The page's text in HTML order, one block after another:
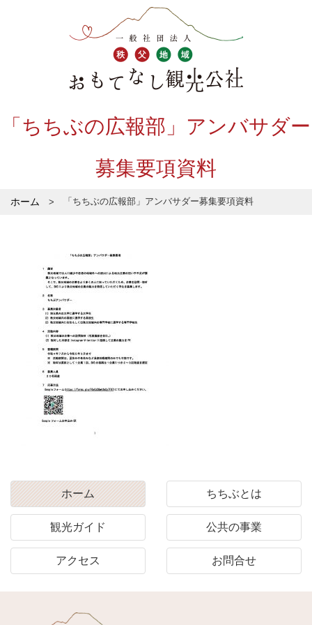
「ちちぶの広報部」アンバサダー
募集要項資料
ホーム 「ちちぶの広報部」アンバサダー募集要項資料
ホーム ちちぶとは
観光ガイド 公共の事業
アクセス お問合せ